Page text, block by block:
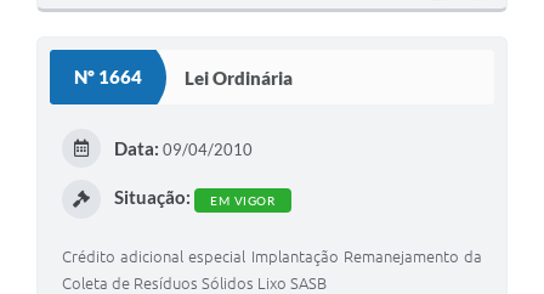
Nº 1664 Lei Ordinária
Data: 09/04/2010
Situação: EM VIGOR
Crédito adicional especial Implantação Remanejamento da
Coleta de Resíduos Sólidos Lixo SASB